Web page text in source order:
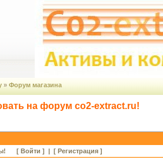
» Форум магазина
на форум co2-extract.ru!
[ Войти ] | [ Регистрация ]